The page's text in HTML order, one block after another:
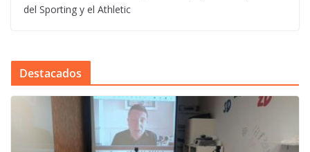
del Sporting y el Athletic
Destacados